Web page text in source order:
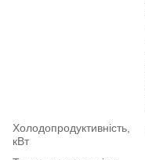
Холодопродуктивність,
кВт